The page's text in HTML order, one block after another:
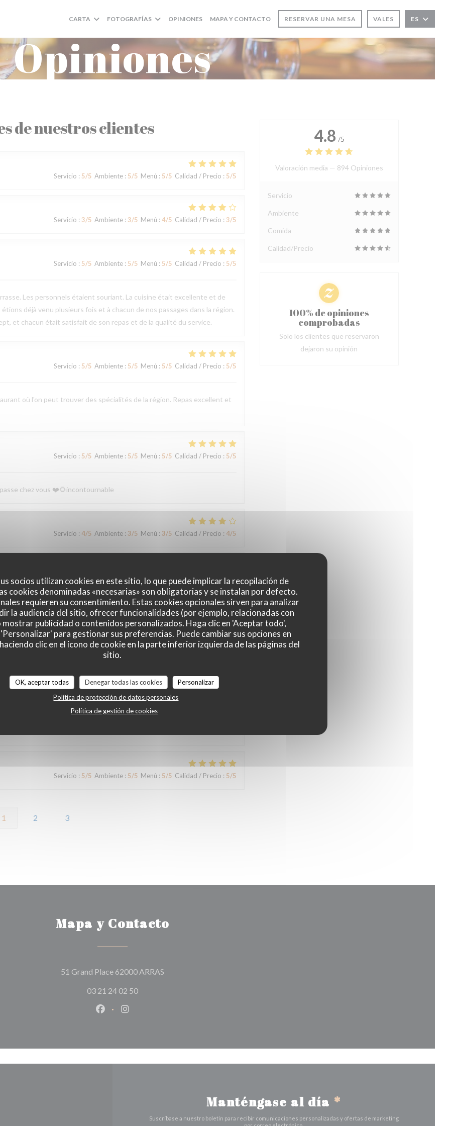
socios utilizan cookies en este sitio, lo que puede implicar la recopilación de
cookies denominadas «necesarias» son obligatorias y se instalan por defecto.
requieren su consentimiento. Estas cookies opcionales sirven para analizar
la audiencia del sitio, ofrecer funcionalidades (por ejemplo, relacionadas con
mostrar publicidad o contenidos personalizados. Haga clic en 'Aceptar todo',
para gestionar sus preferencias. Puede cambiar sus opciones en
clic en el icono de cookie en la parte inferior izquierda de las páginas del
sitio.
OK, aceptar todas Denegar todas las cookies
Personalizar
Política de protección de datos personales
Política de gestión de cookies
CARTA FOTOGRAFÍAS OPINIONES MAPA Y CONTACTO RESERVAR UNA MESA VALES ES
Opiniones
de nuestros clientes
Servicio : 5/5 Ambiente: 5/5 Menú : 5/5 Calidad / Precio : 5/5
Servicio : 3/5 Ambiente: 3/5 Menú : 4/5 Calidad / Precio : 3/5
Servicio : 5/5 Ambiente: 5/5 Menú : 5/5 Calidad / Precio : 5/5
Les personnels étaient souriant. La cuisine était excellente et de
déjà venu plusieurs fois et à chacun de nos passages dans la région.
et chacun était satisfait de son repas et de la qualité du service.
Servicio : 5/5 Ambiente: 5/5 Menú : 5/5 Calidad / Precio : 5/5
où l'on peut trouver des spécialités de la région. Repas excellent et
Servicio : 5/5 Ambiente: 5/5 Menú : 5/5 Calidad / Precio : 5/5
chez vous ❤️🌻incontournable
Servicio : 4/5 Ambiente: 3/5 Menú : 3/5 Calidad / Precio : 4/5
: 5/5 Ambiente 5/5 Menú Calidad / Precio
et fort sympathiques
Ambiente
très gras et de qualité très moyenne
Servicio : 5/5 Ambiente: 5/5 Menú : 5/5 Calidad / Precio : 5/5
1 2 3
4.8 /5
Valoración media — 894 Opiniones
Servicio
Ambiente
Comida
Calidad/Precio
100% de opiniones
comprobadas
Solo los clientes que reservaron
dejaron su opinión
Mapa y Contacto
51 Grand Place 62000 ARRAS
03 21 24 02 50
Facebook ((abre en una nueva ventana))
Instagram ((abre en una nueva ventana))
Manténgase al día *
Suscríbase a nuestro boletín para recibir comunicaciones personalizadas y ofertas de marketing